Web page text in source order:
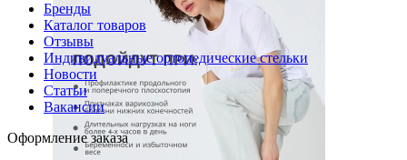
Бренды
Каталог товаров
Отзывы
Индивидуальные ортопедические стельки
Новости
Статьи
Вакансии
Оформление заказа